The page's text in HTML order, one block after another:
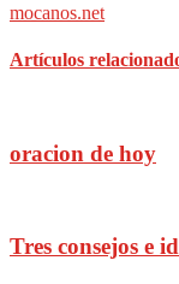
mocanos.net
Artículos
oracion de hoy
Tres consejos e